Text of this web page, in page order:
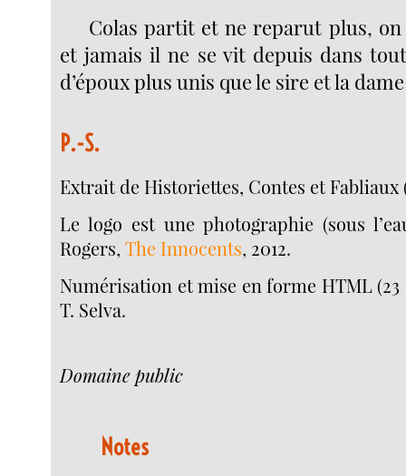
Colas partit et ne reparut plus,
et jamais il ne se vit depuis dans
d’époux plus unis que le sire et la
P.-S.
Extrait de Historiettes, Contes et Fabliaux
Le logo est une photographie (sous
Rogers,The Innocents, 2012.
Numérisation et mise en forme HTML
T. Selva.
Domaine public
Notes